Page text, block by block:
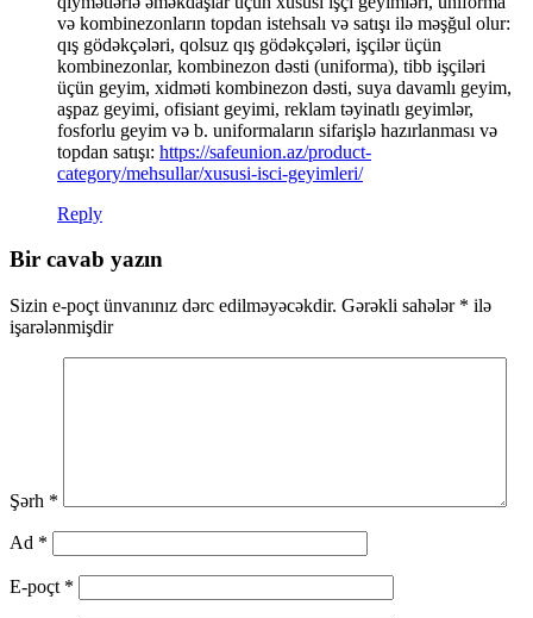
və kombinezonların topdan istehsalı və satışı ilə məşğul olur:
qış gödəkçələri, qolsuz qış gödəkçələri, işçilər üçün
kombinezonlar, kombinezon dəsti (uniforma), tibb işçiləri
üçün geyim, xidməti kombinezon dəsti, suya davamlı geyim,
aşpaz geyimi, ofisiant geyimi, reklam təyinatlı geyimlər,
fosforlu geyim və b. uniformaların sifarişlə hazırlanması və
topdan satışı: https://safeunion.az/product-
category/mehsullar/xususi-isci-geyimleri/
Reply
Bir cavab yazın
Sizin e-poçt ünvanınız dərc edilməyəcəkdir. Gərəkli sahələr * ilə
işarələnmişdir
Şərh *
Ad *
E-poçt *